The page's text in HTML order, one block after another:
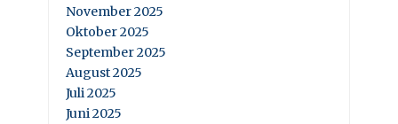
November 2025
Oktober 2025
September 2025
August 2025
Juli 2025
Juni 2025